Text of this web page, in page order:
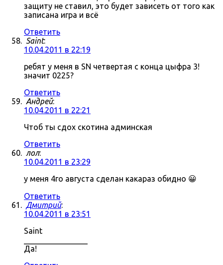
защиту не ставил, это будет зависеть от того как
записана игра и всё
Ответить
Saint:
10.04.2011 в 22:19
ребят у меня в SN четвертая с конца цыфра 3!
значит 0225?
Ответить
Андрей:
10.04.2011 в 22:21
Чтоб ты сдох скотина админская
Ответить
лол:
10.04.2011 в 23:29
у меня 4го августа сделан какараз обидно 😀
Ответить
Дмитрий:
10.04.2011 в 23:51
Saint
Да!